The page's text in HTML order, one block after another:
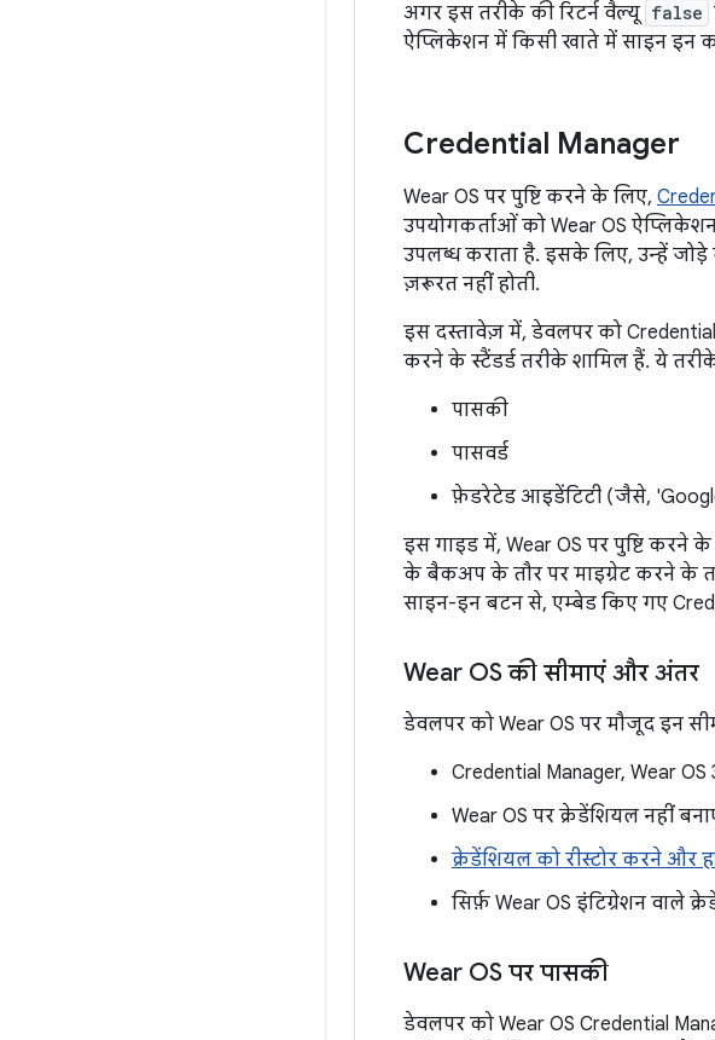
अगर इस तरीके की रिटर्न वैल्यू false
ऐप्लिकेशन में किसी खाते में साइन इन
Credential Manager
Wear OS पर पुष्टि करने के लिए,
उपयोगकर्ताओं को Wear OS
उपलब्ध कराता है. इसके लिए, उन्हें जोड़े
ज़रूरत नहीं होती.
इस दस्तावेज़ में, डेवलपर को
करने के स्टैंडर्ड तरीके शामिल हैं. ये
पासकी
पासवर्ड
फ़ेडरेटेड आइडेंटिटी (जैसे,
इस गाइड में, Wear OS पर पुष्टि करने
के बैकअप के तौर पर माइग्रेट करने के
साइन-इन बटन से, एम्बेड किए गए
Wear OS की सीमाएं और अंतर
डेवलपर को Wear OS पर मौजूद इन
Credential Manager, Wear
Wear OS पर क्रेडेंशियल नहीं
क्रेडेंशियल को रीस्टोर करने और
सिर्फ़ Wear OS इंटिग्रेशन वाले
Wear OS पर पासकी
डेवलपर को Wear OS Credential